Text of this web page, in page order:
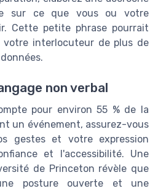
sur ce que vous ou votre
Cette petite phrase pourrait
interlocuteur de plus de
non verbal
pour environ 55 % de la
un événement, assurez-vous
gestes et votre expression
et l'accessibilité. Une
de Princeton révèle que
posture ouverte et une